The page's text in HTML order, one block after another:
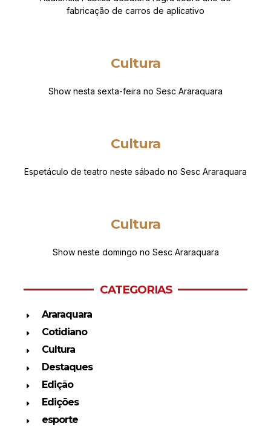
fabricação de carros de aplicativo
Cultura
Show nesta sexta-feira no Sesc Araraquara
Cultura
Espetáculo de teatro neste sábado no Sesc Araraquara
Cultura
Show neste domingo no Sesc Araraquara
CATEGORIAS
Araraquara
Cotidiano
Cultura
Destaques
Edição
Edições
esporte